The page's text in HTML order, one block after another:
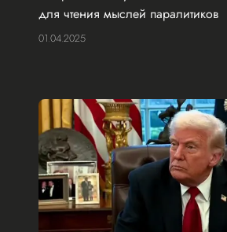
для чтения мыслей паралитиков
01.04.2025